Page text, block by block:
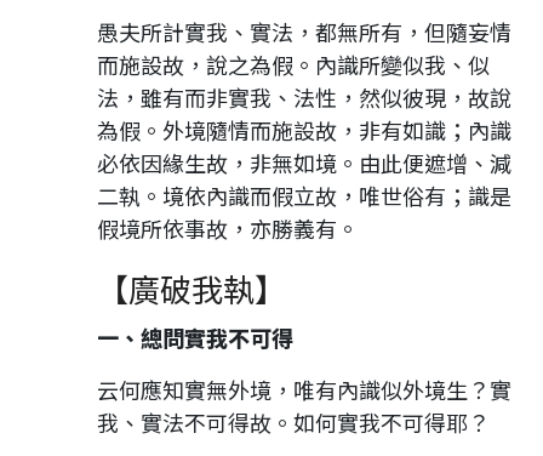
愚夫所計實我、實法，都無所有，但隨妄情
而施設故，說之為假。內識所變似我、似
法，雖有而非實我、法性，然似彼現，故說
為假。外境隨情而施設故，非有如識；內識
必依因緣生故，非無如境。由此便遮增、減
二執。境依內識而假立故，唯世俗有；識是
假境所依事故，亦勝義有。
【廣破我執】
一、總問實我不可得
云何應知實無外境，唯有內識似外境生？實
我、實法不可得故。如何實我不可得耶？